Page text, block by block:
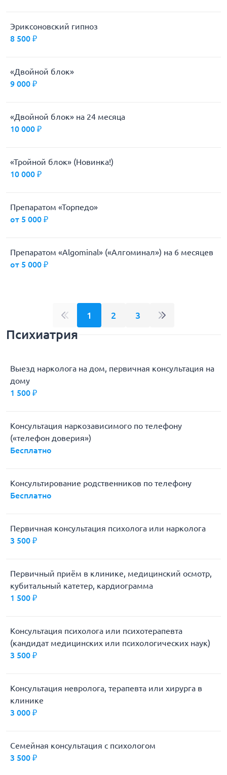
Эриксоновский гипноз
8 500 ₽
«Двойной блок»
9 000 ₽
«Двойной блок» на 24 месяца
10 000 ₽
«Тройной блок» (Новинка!)
10 000 ₽
Препаратом «Торпедо»
от 5 000 ₽
Препаратом «Algominal» («Алгоминал») на 6 месяцев
от 5 000 ₽
1 2 3
Психиатрия
Выезд нарколога на дом, первичная консультация на
дому
1 500 ₽
Консультация наркозависимого по телефону
(«телефон доверия»)
Бесплатно
Консультирование родственников по телефону
Бесплатно
Первичная консультация психолога или нарколога
3 500 ₽
Первичный приём в клинике, медицинский осмотр,
кубитальный катетер, кардиограмма
1 500 ₽
Консультация психолога или психотерапевта
(кандидат медицинских или психологических наук)
3 500 ₽
Консультация невролога, терапевта или хирурга в
клинике
3 000 ₽
Семейная консультация с психологом
3 500 ₽